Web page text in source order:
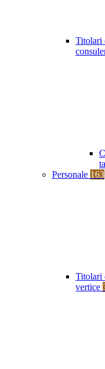
Titolari
Personale 163
Titolari
vertice